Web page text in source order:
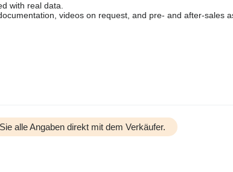
with real data.
videos on request, and pre- and after-sales
alle Angaben direkt mit dem Verkäufer.